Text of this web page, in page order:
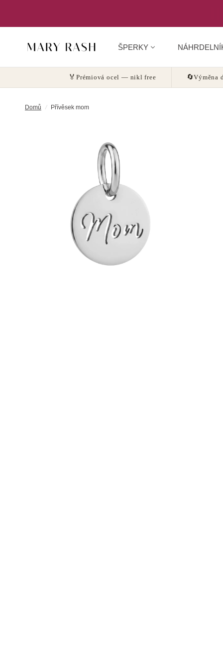
ŠPERKY
🏅Prémiová ocel — nikl free 🔄Výměna
Domů / Přívěsek mom